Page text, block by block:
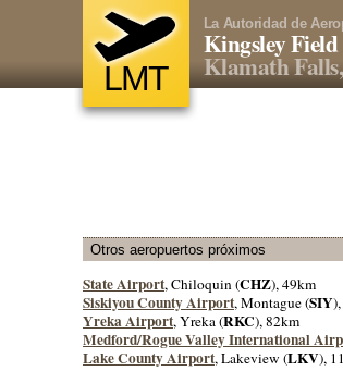
LMT
La Autoridad de
Kingsley Field
Klamath
Otros aeropuertos próximos
State Airport, Chiloquin (CHZ), 49km
Siskiyou County Airport, Montague (SIY
Yreka Airport, Yreka (RKC), 82km
Medford/Rogue Valley International
Lake County Airport, Lakeview (LKV),